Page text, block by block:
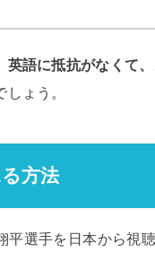
英語に抵抗がなくて
ょう。
方法
平選手を日本から視